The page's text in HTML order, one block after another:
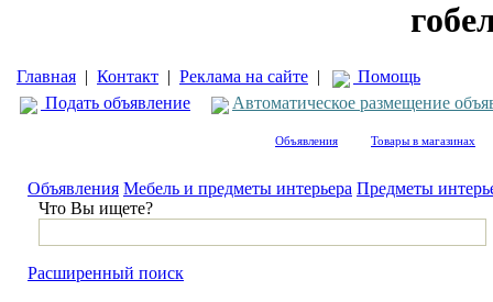
Главная | Контакт | Реклама на сайте |
Помощь
Подать объявление
Автоматическое размещение
Объявления Товары в магазинах
Объявления Мебель и предметы интерьера Предметы
Что Вы ищете?
Расширенный поиск